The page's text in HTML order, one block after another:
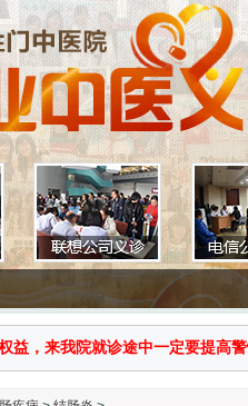
来我院就诊途中一定要提高警